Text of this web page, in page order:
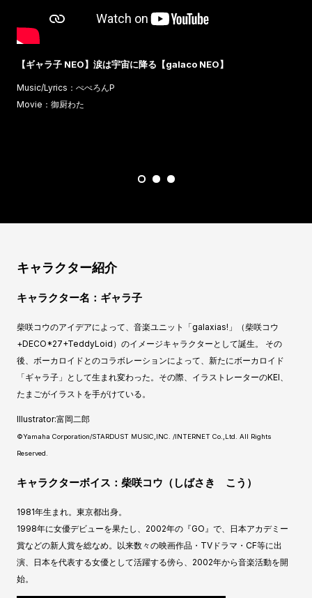
【ギャラ子 NEO】涙は宇宙に降る【galaco NEO】
Music/Lyrics：ぺぺろんP
Movie：御厨わた
キャラクター紹介
キャラクター名：ギャラ子
柴咲コウのアイデアによって、音楽ユニット「galaxias!」（柴咲コウ
+DECO*27+TeddyLoid）のイメージキャラクターとして誕生。 その
後、ボーカロイドとのコラボレーションによって、新たにボーカロイド
「ギャラ子」として生まれ変わった。その際、イラストレーターのKEI、
たまごがイラストを手がけている。
Illustrator:富岡二郎
©Yamaha Corporation/STARDUST MUSIC,INC. /INTERNET Co.,Ltd. All Rights
Reserved.
キャラクターボイス：柴咲コウ（しばさき こう）
1981年生まれ。東京都出身。
1998年に女優デビューを果たし、2002年の『GO』で、日本アカデミー
賞などの新人賞を総なめ。以来数々の映画作品・TVドラマ・CF等に出
演、日本を代表する女優として活躍する傍ら、2002年から音楽活動を開
始。